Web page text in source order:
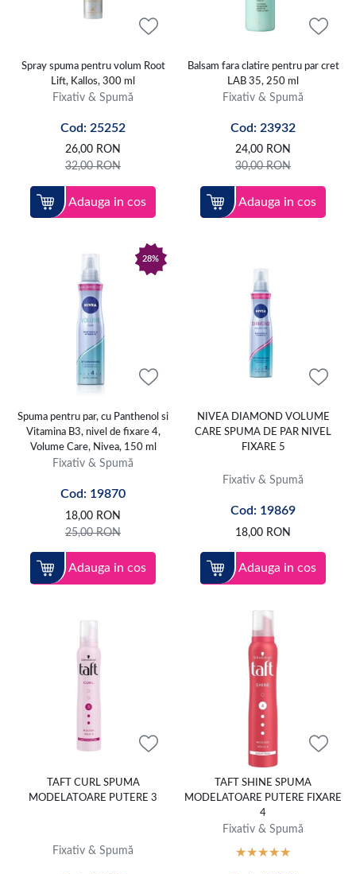
Spray spuma pentru volum Root
Lift, Kallos, 300 ml
Fixativ & Spumă
Cod: 25252
26,00 RON
32,00RON
Adauga in cos
Balsam fara clatire pentru par cret
LAB 35, 250 ml
Fixativ & Spumă
Cod: 23932
24,00 RON
30,00RON
Adauga in cos
28%
Spuma pentru par, cu Panthenol si
Vitamina B3, nivel de fixare 4,
Volume Care, Nivea, 150 ml
Fixativ & Spumă
Cod: 19870
18,00 RON
25,00RON
Adauga in cos
NIVEA DIAMOND VOLUME
CARE SPUMA DE PAR NIVEL
FIXARE 5
Fixativ & Spumă
Cod: 19869
18,00 RON
Adauga in cos
TAFT CURL SPUMA
MODELATOARE PUTERE 3
Fixativ & Spumă
TAFT SHINE SPUMA
MODELATOARE PUTERE FIXARE
4
Fixativ & Spumă